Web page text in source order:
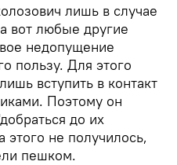
лишь в случае
вот любые другие
недопущение
пользу. Для этого
вступить в контакт
Поэтому он
до их
этого не получилось,
пешком.